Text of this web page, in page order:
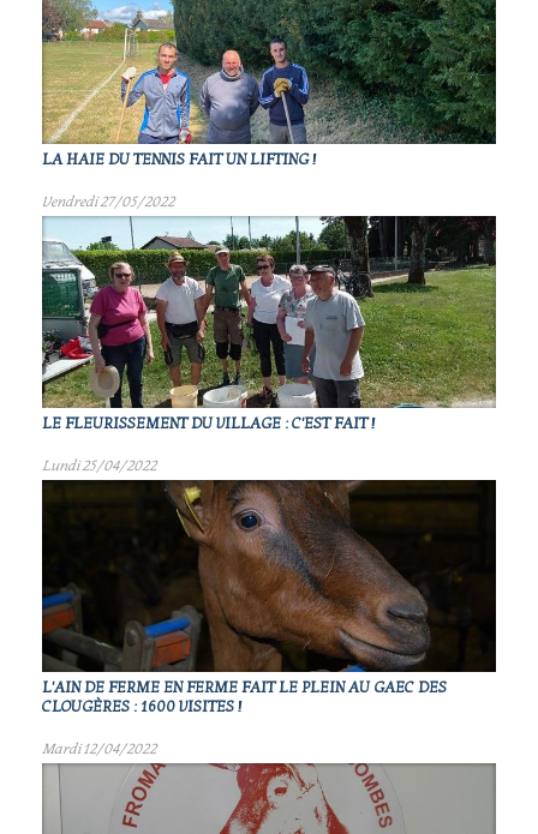
LA HAIE DU TENNIS FAIT UN LIFTING !
Vendredi 27/05/2022
LE FLEURISSEMENT DU VILLAGE : C'EST FAIT !
Lundi 25/04/2022
L'AIN DE FERME EN FERME FAIT LE PLEIN AU GAEC DES
CLOUGÈRES : 1600 VISITES !
Mardi 12/04/2022